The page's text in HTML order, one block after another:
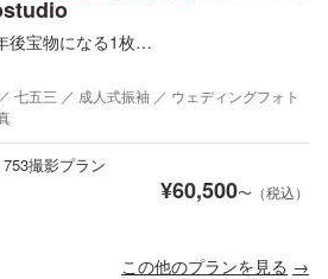
後宝物になる1枚…
七五三 ／ 成人式振袖 ／ ウェディングフォト
753撮影プラン
¥60,500〜（税込）
この他のプランを見る